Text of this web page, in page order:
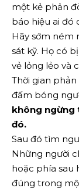
một kẻ phản
báo hiệu ai đó
Hãy sớm ném
sát kỹ. Họ có
vẻ lỏng lẻo và
Thời gian
đấm bóng
không ngừng
đó.
Sau đó tìm
Những người
hoặc phía sau
đúng trong